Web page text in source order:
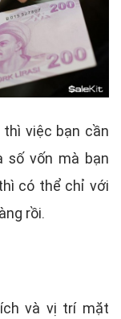
việc bạn cần
số vốn mà bạn
có thể chỉ với
rồi.
và vị trí mặt